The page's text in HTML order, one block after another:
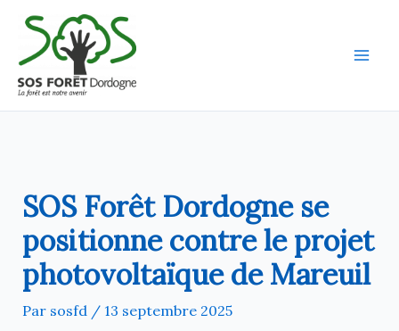
contenu
SOS Forêt Dordogne se
positionne contre le projet
photovoltaïque de Mareuil
Par sosfd / 13 septembre 2025